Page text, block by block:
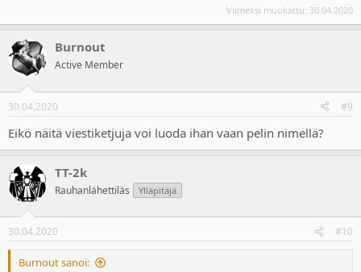
Viimeksi muokattu: 30.04.2020
Burnout
Active Member
30.04.2020 #9
Eikö näitä viestiketjuja voi luoda ihan vaan pelin nimellä?
TT-2k
Rauhanlähettiläs Ylläpitäjä
30.04.2020 #10
Burnout sanoi: